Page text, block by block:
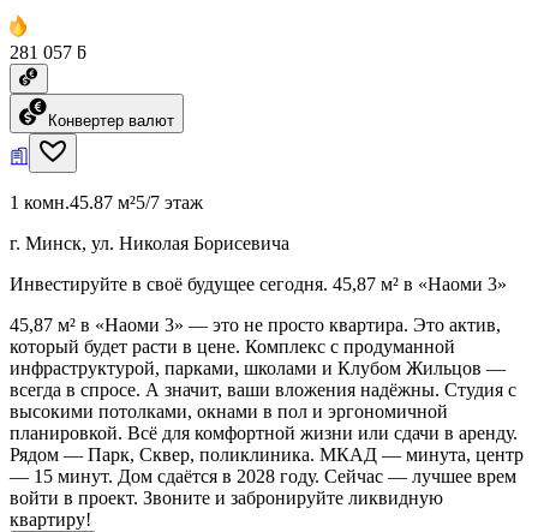
281 057 ƃ
Конвертер валют
1 комн.45.87 м²5/7 этаж
г. Минск, ул. Николая Борисевича
Инвестируйте в своё будущее сегодня. 45,87 м² в «Наоми 3»
45,87 м² в «Наоми 3» — это не просто квартира. Это актив,
который будет расти в цене. Комплекс с продуманной
инфраструктурой, парками, школами и Клубом Жильцов —
всегда в спросе. А значит, ваши вложения надёжны. Студия с
высокими потолками, окнами в пол и эргономичной
планировкой. Всё для комфортной жизни или сдачи в аренду.
Рядом — Парк, Сквер, поликлиника. МКАД — минута, центр
— 15 минут. Дом сдаётся в 2028 году. Сейчас — лучшее врем
войти в проект. Звоните и забронируйте ликвидную
квартиру!